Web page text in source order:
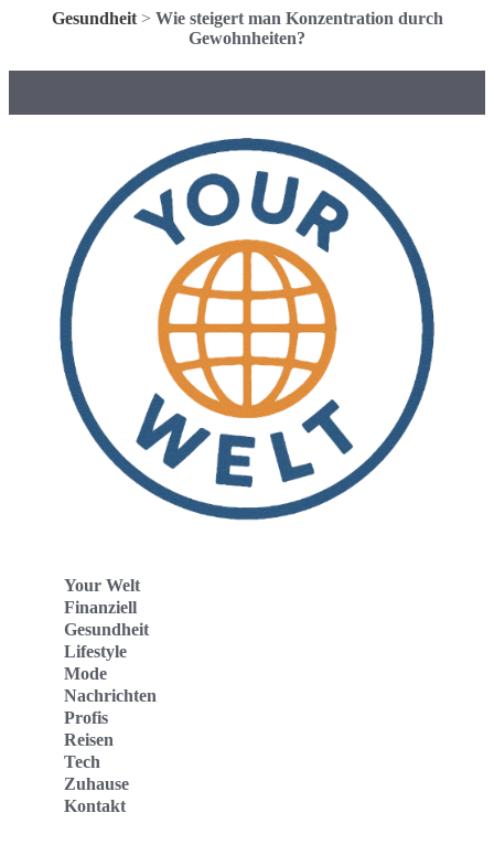
Gesundheit> Wie steigert man Konzentration durch
Gewohnheiten?
Your Welt
Finanziell
Gesundheit
Lifestyle
Mode
Nachrichten
Profis
Reisen
Tech
Zuhause
Kontakt